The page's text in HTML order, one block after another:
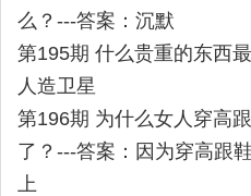
么？---答案：沉默
第195期 什么贵重的东西
人造卫星
第196期 为什么女人穿高
了？---答案：因为穿高跟
上